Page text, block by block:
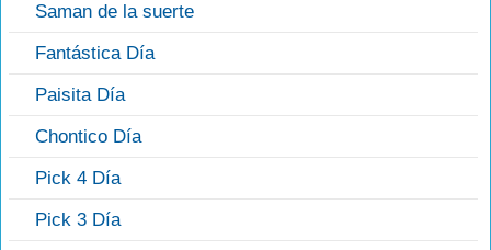
Saman de la suerte
Fantástica Día
Paisita Día
Chontico Día
Pick 4 Día
Pick 3 Día